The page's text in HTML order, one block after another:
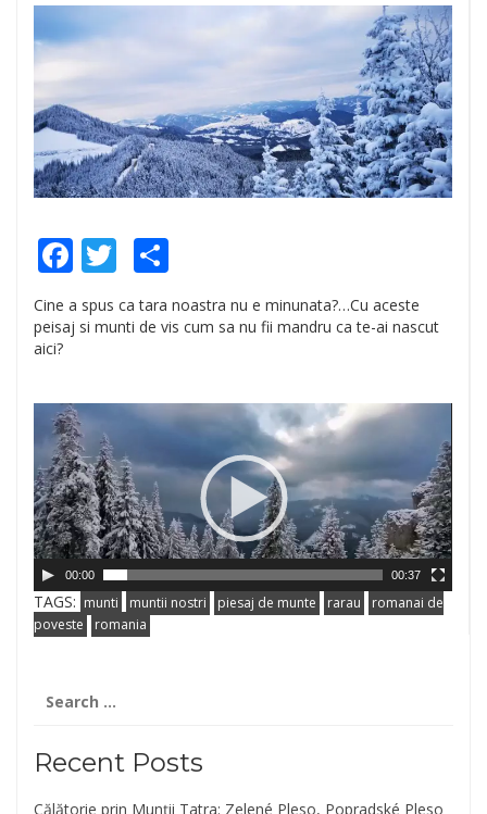
Facebook
Twitter
Cine a spus ca tara noastra nu e minunata?…Cu aceste
peisaj si munti de vis cum sa nu fii mandru ca te-ai nascut
aici?
Video
Player
00:00 00:37
TAGS: munti muntii nostri piesaj de munte rarau
romanai de
poveste
romania
for:
Recent Posts
Călătorie prin Munții Tatra: Zelené Pleso, Popradské Pleso